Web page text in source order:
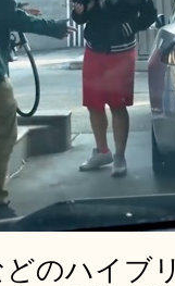
のハイブ